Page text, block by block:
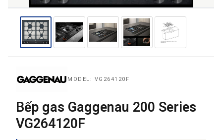
THƯƠNG HIỆU
MODEL: VG264120F
Bếp gas Gaggenau 200 Series
VG264120F